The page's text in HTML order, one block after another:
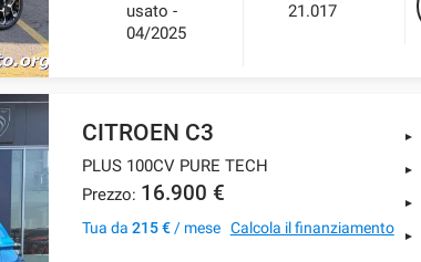
usato -
04/2025
21.017
CITROEN C3
PLUS 100CV PURE TECH
Prezzo: 16.900 €
Tua da 215 €/ mese Calcola il finanziamento